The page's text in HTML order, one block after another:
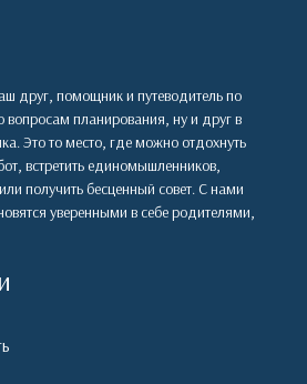
друг, помощник и путеводитель по
вопросам планирования, ну и друг в
Это то место, где можно отдохнуть
встретить единомышленников,
получить бесценный совет. С нами
уверенными в себе родителями,